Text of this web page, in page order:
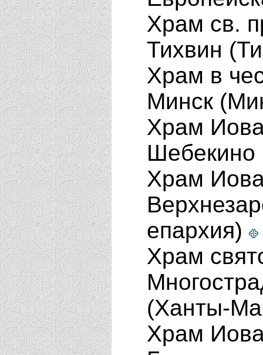
Храм св.
Тихвин
Храм в
Минск
Храм Иова
Шебекино
Храм
епархия)
Храм
(Ханты-
Храм